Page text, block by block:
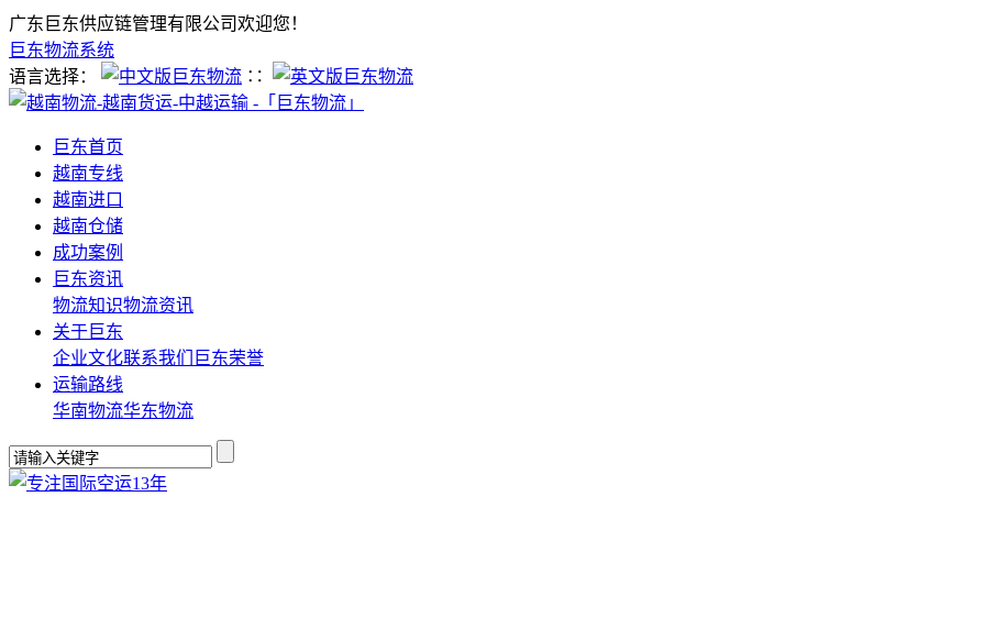
广东巨东供应链管理有限公司欢迎您！
巨东物流系统
语言选择：
∷
巨东首页
越南专线
越南进口
越南仓储
成功案例
巨东资讯
物流知识物流资讯
关于巨东
企业文化联系我们 巨东荣誉
运输路线
华南物流华东物流